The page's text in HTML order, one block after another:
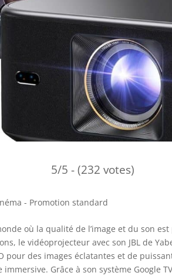
5/5 - (232 votes)
où la qualité de l’image et du son
le vidéoprojecteur avec son JBL de
pour des images éclatantes et de
immersive. Grâce à son système Google